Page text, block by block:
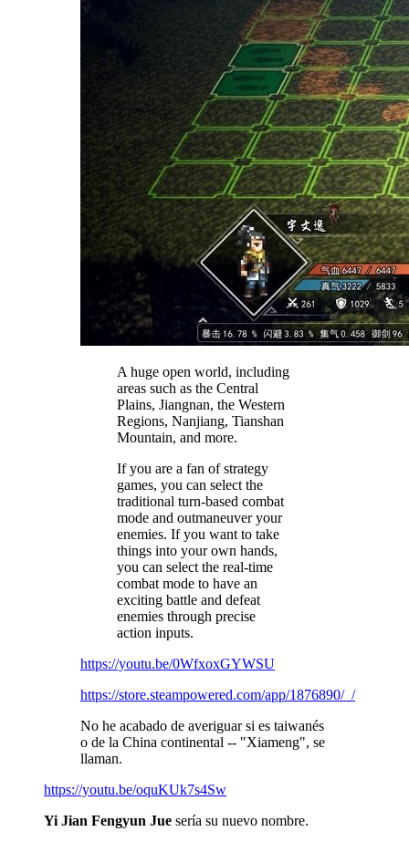
A huge open world, including
areas such as the Central
Plains, Jiangnan, the Western
Regions, Nanjiang, Tianshan
Mountain, and more.
If you are a fan of strategy
games, you can select the
traditional turn-based combat
mode and outmaneuver your
enemies. If you want to take
things into your own hands,
you can select the real-time
combat mode to have an
exciting battle and defeat
enemies through precise
action inputs.
https://youtu.be/0WfxoxGYWSU
https://store.steampowered.com/app/1876890/_/
No he acabado de averiguar si es taiwanés
o de la China continental -- "Xiameng", se
llaman.
https://youtu.be/oquKUk7s4Sw
Yi Jian Fengyun Jue sería su nuevo nombre.